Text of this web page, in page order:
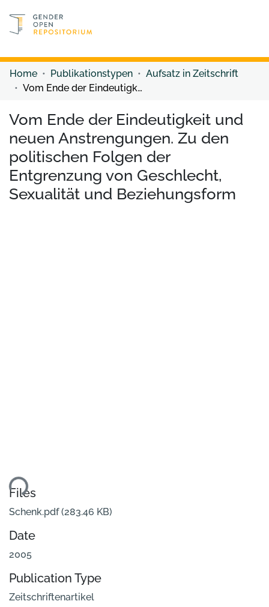
Discover content
Home Publikationstypen
Aufsatz in Zeitschrift
Vom Ende der Eindeutigkeit und neuen Anstrengungen. Zu den politischen Folgen der Entgrenzung von Geschlecht, Sexualität und Beziehungsform
Vom Ende der Eindeutigkeit und
neuen Anstrengungen. Zu den
politischen Folgen der
Entgrenzung von Geschlecht,
Sexualität und Beziehungsform
Files
Schenk.pdf(283.46 KB)
Date
2005
Publication Type
Zeitschriftenartikel